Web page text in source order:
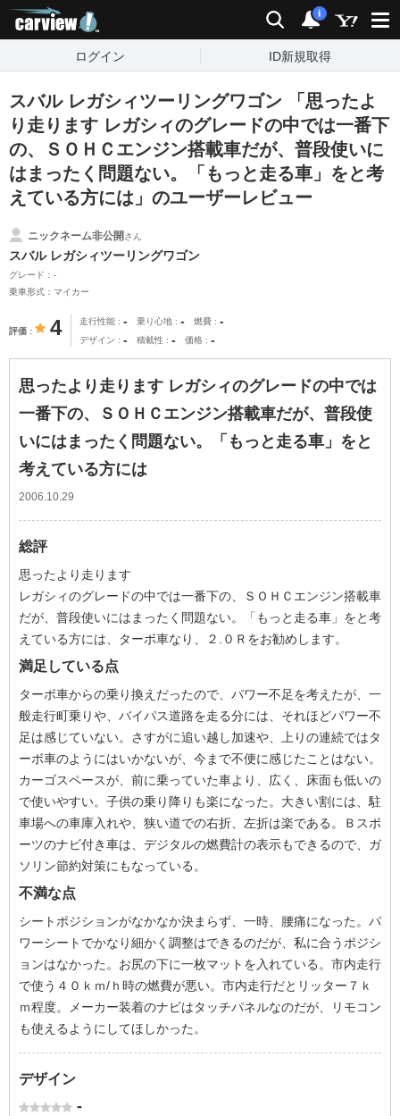
検索 通知
i
ログイン ID新規取得
スバル レガシィツーリングワゴン 「思ったよ
り走ります レガシィのグレードの中では一番下
の、ＳＯＨＣエンジン搭載車だが、普段使いに
はまったく問題ない。「もっと走る車」をと考
えている方には」のユーザーレビュー
ニックネーム非公開さん
スバル レガシィツーリングワゴン
グレード：-
乗車形式：マイカー
評価 4 走行性能 - 乗り心地 - 燃費 -
デザイン - 積載性 - 価格 -
思ったより走ります レガシィのグレードの中では
一番下の、ＳＯＨＣエンジン搭載車だが、普段使
いにはまったく問題ない。「もっと走る車」をと
考えている方には
2006.10.29
総評
思ったより走ります
レガシィのグレードの中では一番下の、ＳＯＨＣエンジン搭載車
だが、普段使いにはまったく問題ない。「もっと走る車」をと考
えている方には、ターボ車なり、２.０Ｒをお勧めします。
満足している点
ターボ車からの乗り換えだったので、パワー不足を考えたが、一
般走行町乗りや、バイパス道路を走る分には、それほどパワー不
足は感じていない。さすがに追い越し加速や、上りの連続ではタ
ーボ車のようにはいかないが、今まで不便に感じたことはない。
カーゴスペースが、前に乗っていた車より、広く、床面も低いの
で使いやすい。子供の乗り降りも楽になった。大きい割には、駐
車場への車庫入れや、狭い道での右折、左折は楽である。Ｂスポ
ーツのナビ付き車は、デジタルの燃費計の表示もできるので、ガ
ソリン節約対策にもなっている。
不満な点
シートポジションがなかなか決まらず、一時、腰痛になった。パ
ワーシートでかなり細かく調整はできるのだが、私に合うポジシ
ョンはなかった。お尻の下に一枚マットを入れている。市内走行
で使う４０ｋｍ/ｈ時の燃費が悪い。市内走行だとリッター７ｋ
ｍ程度。メーカー装着のナビはタッチパネルなのだが、リモコン
も使えるようにしてほしかった。
デザイン
-